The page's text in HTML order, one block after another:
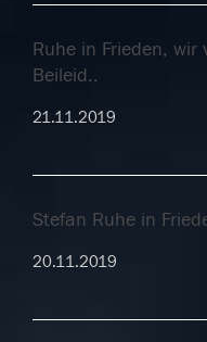
Ruhe in Frieden,
Beileid..
21.11.2019
Stefan Ruhe in
20.11.2019